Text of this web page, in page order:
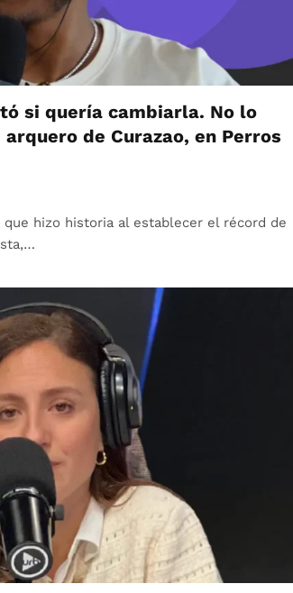
si quería cambiarla. No lo
de Curazao, en Perros
que hizo historia al establecer el récord de